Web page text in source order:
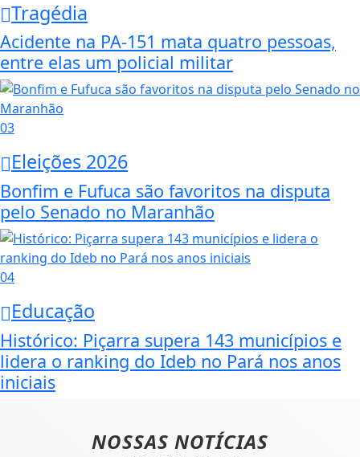
Tragédia
Acidente na PA-151 mata quatro pessoas,
entre elas um policial militar
03
Eleições 2026
Bonfim e Fufuca são favoritos na disputa
pelo Senado no Maranhão
04
Educação
Histórico: Piçarra supera 143 municípios e
lidera o ranking do Ideb no Pará nos anos
iniciais
NOSSAS NOTÍCIAS